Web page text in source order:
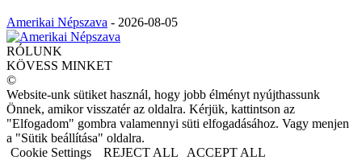
Amerikai Népszava - 2026-08-05
RÓLUNK
KÖVESS MINKET
©
Website-unk sütiket használ, hogy jobb élményt nyújthassunk
Önnek, amikor visszatér az oldalra. Kérjük, kattintson az
"Elfogadom" gombra valamennyi süti elfogadásához. Vagy menjen
a "Sütik beállítása" oldalra.
Cookie Settings
REJECT ALL ACCEPT ALL